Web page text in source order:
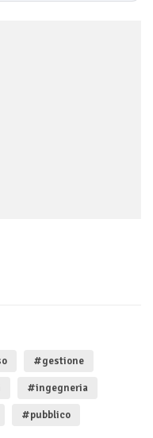
#gestione
#ingegneria
#pubblico